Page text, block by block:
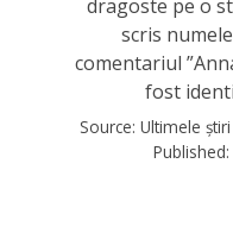
dragoste pe o
scris
comentariul
fost
Source: Ultimele
Published: